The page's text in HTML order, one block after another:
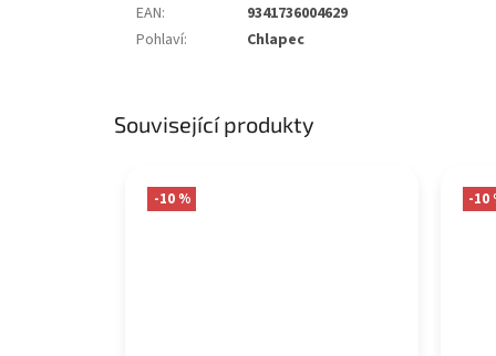
Související produkty
-10 % -10
EAN:
9341736004629
Pohlaví: Chlapec